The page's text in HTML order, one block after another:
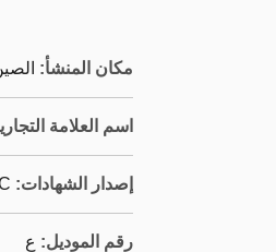
مكان المنشأ:
اسم العلامة
إصدار الشهادات:
رقم الموديل: ع